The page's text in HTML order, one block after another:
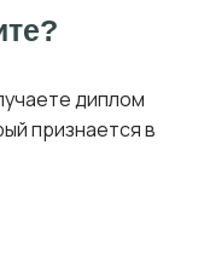
диплом
признается в